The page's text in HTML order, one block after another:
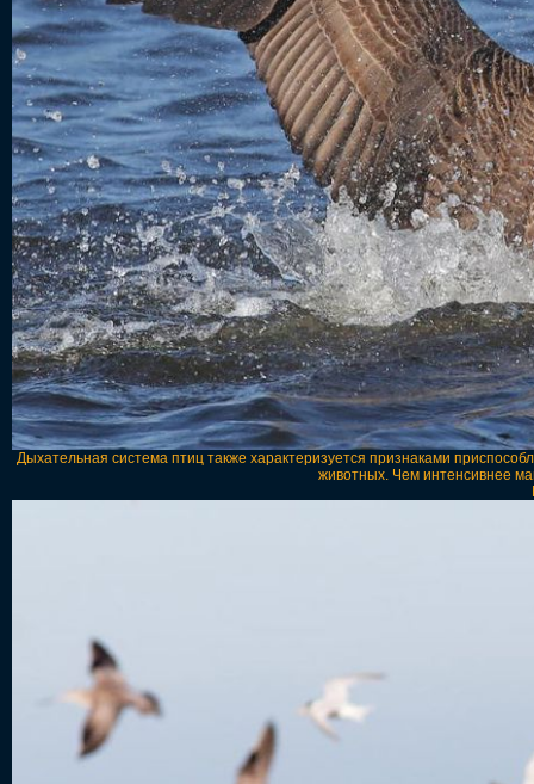
Дыхательная система птиц также характеризуется признаками
животных. Чем интенсивнее